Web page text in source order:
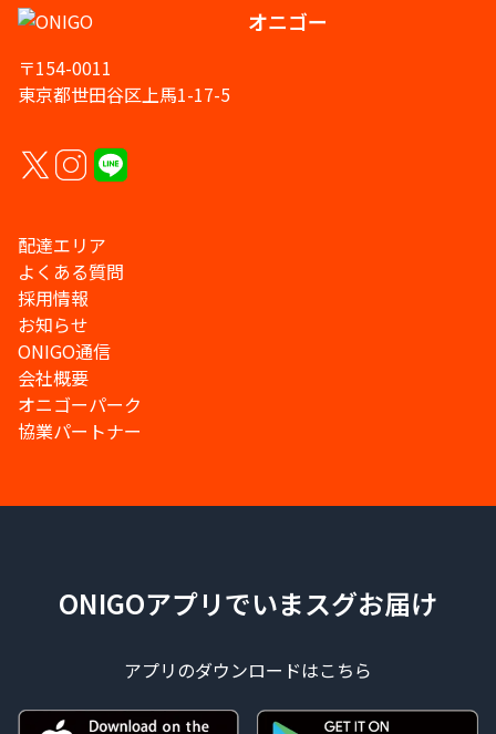
オニゴー
〒154-0011
東京都世田谷区上馬1-17-5
配達エリア
よくある質問
採用情報
お知らせ
ONIGO通信
会社概要
オニゴーパーク
協業パートナー
ONIGOアプリでいまスグお届け
アプリのダウンロードはこちら